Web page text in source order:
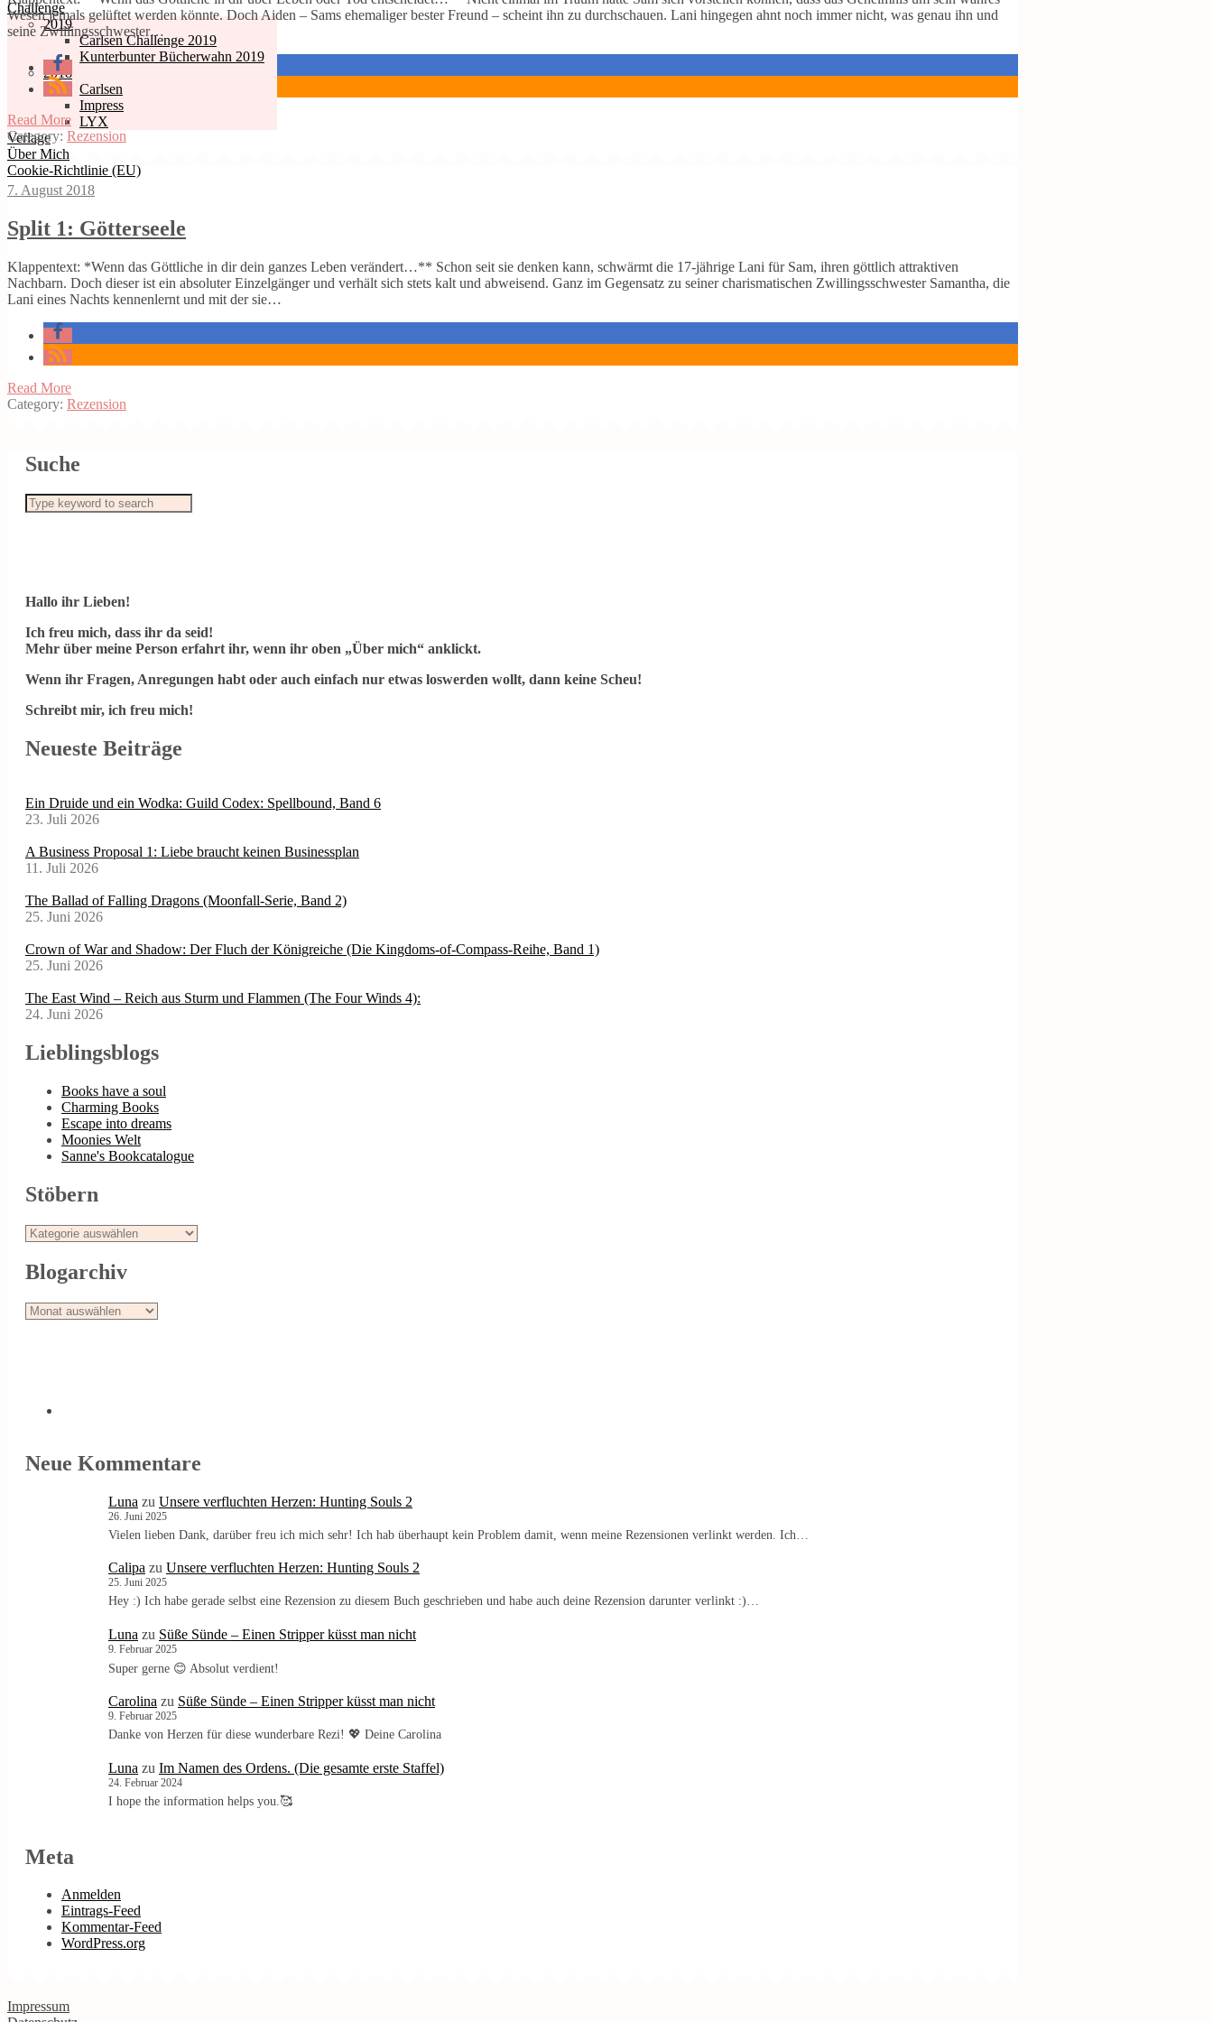
Challenge
2019
Carlsen Challenge 2019
Kunterbunter Bücherwahn 2019
2018
Carlsen
Impress
LYX
Verlage
Über Mich
Cookie-Richtlinie (EU)
Wesen jemals gelüftet werden könnte. Doch Aiden – Sams ehemaliger bester Freund – scheint ihn zu durchschauen. Lani hingegen ahnt noch immer nicht, was genau ihn und
seine Zwillingsschwester…
Read More
Category: Rezension
7. August 2018
Split 1: Götterseele
Klappentext: *Wenn das Göttliche in dir dein ganzes Leben verändert…** Schon seit sie denken kann, schwärmt die 17-jährige Lani für Sam, ihren göttlich attraktiven
Nachbarn. Doch dieser ist ein absoluter Einzelgänger und verhält sich stets kalt und abweisend. Ganz im Gegensatz zu seiner charismatischen Zwillingsschwester Samantha, die
Lani eines Nachts kennenlernt und mit der sie…
Read More
Category: Rezension
Suche
Hallo ihr Lieben!
Ich freu mich, dass ihr da seid!
Mehr über meine Person erfahrt ihr, wenn ihr oben „Über mich“ anklickt.
Wenn ihr Fragen, Anregungen habt oder auch einfach nur etwas loswerden wollt, dann keine Scheu!
Schreibt mir, ich freu mich!
Neueste Beiträge
Ein Druide und ein Wodka: Guild Codex: Spellbound, Band 6
23. Juli 2026
A Business Proposal 1: Liebe braucht keinen Businessplan
11. Juli 2026
The Ballad of Falling Dragons (Moonfall-Serie, Band 2)
25. Juni 2026
Crown of War and Shadow: Der Fluch der Königreiche (Die Kingdoms-of-Compass-Reihe, Band 1)
25. Juni 2026
The East Wind – Reich aus Sturm und Flammen (The Four Winds 4):
24. Juni 2026
Lieblingsblogs
Books have a soul
Charming Books
Escape into dreams
Moonies Welt
Sanne's Bookcatalogue
Stöbern
Stöbern
Blogarchiv
Blogarchiv
Neue Kommentare
Luna zu Unsere verfluchten Herzen: Hunting Souls 2
26. Juni 2025
Vielen lieben Dank, darüber freu ich mich sehr! Ich hab überhaupt kein Problem damit, wenn meine Rezensionen verlinkt werden. Ich…
Calipa zu Unsere verfluchten Herzen: Hunting Souls 2
25. Juni 2025
Hey :) Ich habe gerade selbst eine Rezension zu diesem Buch geschrieben und habe auch deine Rezension darunter verlinkt :)…
Luna zu Süße Sünde – Einen Stripper küsst man nicht
9. Februar 2025
Super gerne 😊 Absolut verdient!
Carolina zu Süße Sünde – Einen Stripper küsst man nicht
9. Februar 2025
Danke von Herzen für diese wunderbare Rezi! 💖 Deine Carolina
Luna zu Im Namen des Ordens. (Die gesamte erste Staffel)
24. Februar 2024
I hope the information helps you.🥰
Meta
Anmelden
Eintrags-Feed
Kommentar-Feed
WordPress.org
Impressum